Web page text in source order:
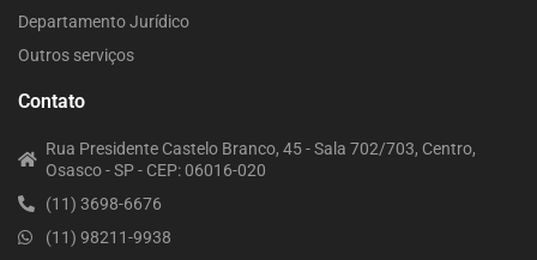
Departamento Jurídico
Outros serviços
Contato
Rua Presidente Castelo Branco, 45 - Sala 702/703, Centro,
Osasco - SP - CEP: 06016-020
(11) 3698-6676
(11) 98211-9938